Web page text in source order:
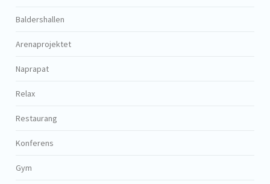
Baldershallen
Arenaprojektet
Naprapat
Relax
Restaurang
Konferens
Gym